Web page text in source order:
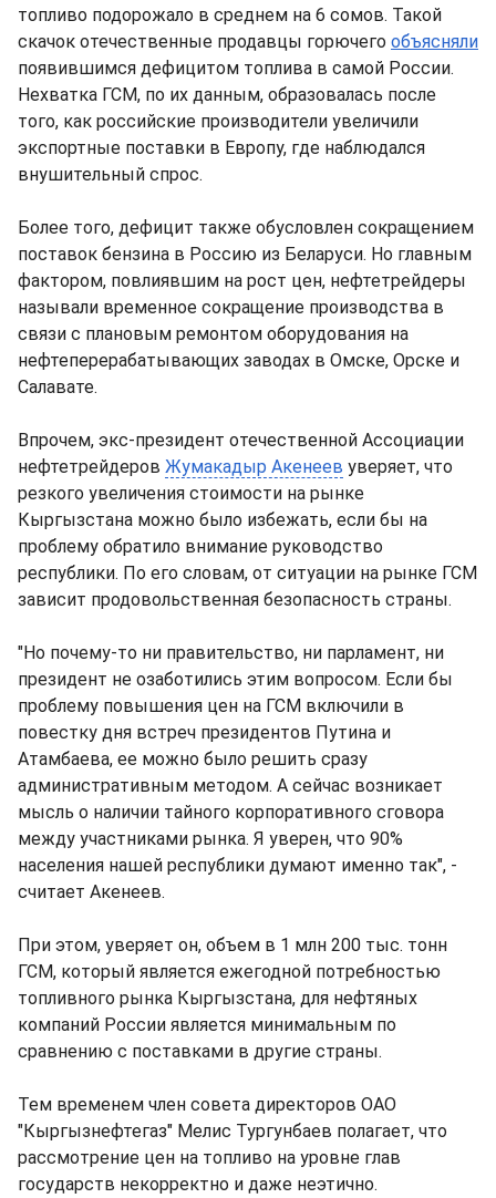
топливо подорожало в среднем на 6 сомов. Такой
скачок отечественные продавцы горючего объясняли
появившимся дефицитом топлива в самой России.
Нехватка ГСМ, по их данным, образовалась после
того, как российские производители увеличили
экспортные поставки в Европу, где наблюдался
внушительный спрос.
Более того, дефицит также обусловлен сокращением
поставок бензина в Россию из Беларуси. Но главным
фактором, повлиявшим на рост цен, нефтетрейдеры
называли временное сокращение производства в
связи с плановым ремонтом оборудования на
нефтеперерабатывающих заводах в Омске, Орске и
Салавате.
Впрочем, экс-президент отечественной Ассоциации
нефтетрейдеров Жумакадыр Акенеев уверяет, что
резкого увеличения стоимости на рынке
Кыргызстана можно было избежать, если бы на
проблему обратило внимание руководство
республики. По его словам, от ситуации на рынке ГСМ
зависит продовольственная безопасность страны.
"Но почему-то ни правительство, ни парламент, ни
президент не озаботились этим вопросом. Если бы
проблему повышения цен на ГСМ включили в
повестку дня встреч президентов Путина и
Атамбаева, ее можно было решить сразу
административным методом. А сейчас возникает
мысль о наличии тайного корпоративного сговора
между участниками рынка. Я уверен, что 90%
населения нашей республики думают именно так", -
считает Акенеев.
При этом, уверяет он, объем в 1 млн 200 тыс. тонн
ГСМ, который является ежегодной потребностью
топливного рынка Кыргызстана, для нефтяных
компаний России является минимальным по
сравнению с поставками в другие страны.
Тем временем член совета директоров ОАО
"Кыргызнефтегаз" Мелис Тургунбаев полагает, что
рассмотрение цен на топливо на уровне глав
государств некорректно и даже неэтично.